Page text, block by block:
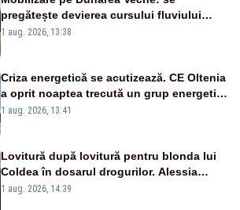
pregătește devierea cursului fluviului
către Cernavodă – VIDEO
1 aug. 2026, 13:38
Criza energetică se acutizează. CE Oltenia
a oprit noaptea trecută un grup energetic
de la Rovinari
1 aug. 2026, 13:41
Lovitură după lovitură pentru blonda lui
Coldea în dosarul drogurilor. Alessia
Păcuraru explică decizia magistraților
1 aug. 2026, 14:39